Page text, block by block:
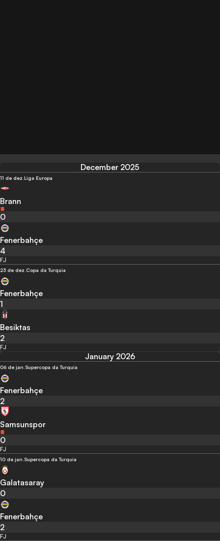
December 2025
11 de dez.Liga Europa
Brann
0
Fenerbahçe
4
FJ
23 de dez.Copa da Turquia
Fenerbahçe
1
Besiktas
2
FJ
January 2026
06 de jan.Supercopa da Turquia
Fenerbahçe
2
Samsunspor
0
FJ
10 de jan.Supercopa da Turquia
Galatasaray
0
Fenerbahçe
2
FJ